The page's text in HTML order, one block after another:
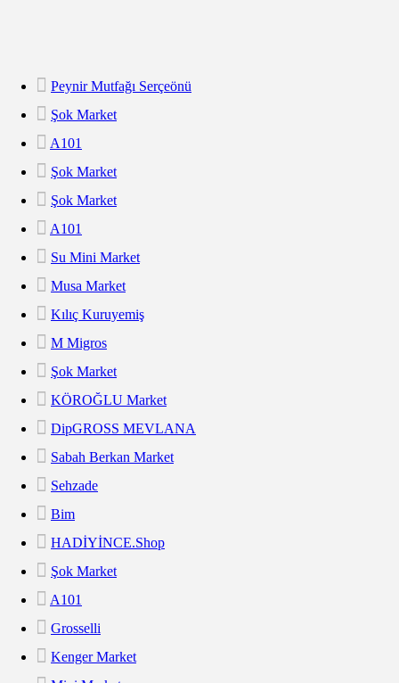
Peynir Mutfağı Serçeönü
Şok Market
A101
Şok Market
Şok Market
A101
Su Mini Market
Musa Market
Kılıç Kuruyemiş
M Migros
Şok Market
KÖROĞLU Market
DipGROSS MEVLANA
Sabah Berkan Market
Sehzade
Bim
HADİYİNCE.shop
Şok Market
A101
Grosselli
Kenger Market